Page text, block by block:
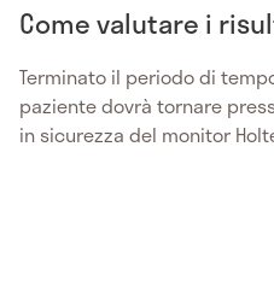
Come valutare i
Terminato il periodo di
paziente dovrà tornare
in sicurezza del monitor